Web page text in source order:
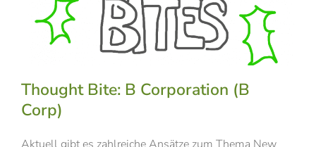
Thought Bite: B Corporation (B
Corp)